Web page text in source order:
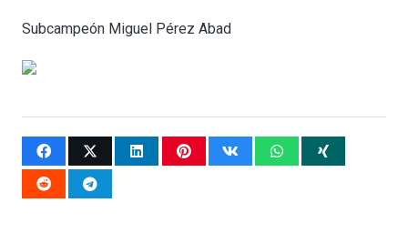
Subcampeón Miguel Pérez Abad